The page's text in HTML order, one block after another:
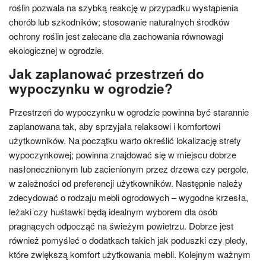
roślin pozwala na szybką reakcję w przypadku wystąpienia
chorób lub szkodników; stosowanie naturalnych środków
ochrony roślin jest zalecane dla zachowania równowagi
ekologicznej w ogrodzie.
Jak zaplanować przestrzeń do
wypoczynku w ogrodzie?
Przestrzeń do wypoczynku w ogrodzie powinna być starannie
zaplanowana tak, aby sprzyjała relaksowi i komfortowi
użytkowników. Na początku warto określić lokalizację strefy
wypoczynkowej; powinna znajdować się w miejscu dobrze
nasłonecznionym lub zacienionym przez drzewa czy pergole,
w zależności od preferencji użytkowników. Następnie należy
zdecydować o rodzaju mebli ogrodowych – wygodne krzesła,
leżaki czy huśtawki będą idealnym wyborem dla osób
pragnących odpocząć na świeżym powietrzu. Dobrze jest
również pomyśleć o dodatkach takich jak poduszki czy pledy,
które zwiększą komfort użytkowania mebli. Kolejnym ważnym